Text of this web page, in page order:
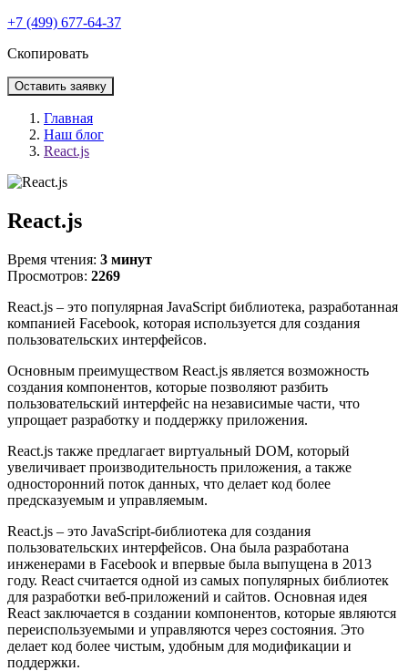
+7 (499) 677-64-37
Скопировать
Оставить заявку
Главная
Наш блог
React.js
React.js
Время чтения: 3 минут
Просмотров: 2269
React.js – это популярная JavaScript библиотека, разработанная
компанией Facebook, которая используется для создания
пользовательских интерфейсов.
Основным преимуществом React.js является возможность
создания компонентов, которые позволяют разбить
пользовательский интерфейс на независимые части, что
упрощает разработку и поддержку приложения.
React.js также предлагает виртуальный DOM, который
увеличивает производительность приложения, а также
односторонний поток данных, что делает код более
предсказуемым и управляемым.
React.js – это JavaScript-библиотека для создания
пользовательских интерфейсов. Она была разработана
инженерами в Facebook и впервые была выпущена в 2013
году. React считается одной из самых популярных библиотек
для разработки веб-приложений и сайтов. Основная идея
React заключается в создании компонентов, которые являются
переиспользуемыми и управляются через состояния. Это
делает код более чистым, удобным для модификации и
поддержки.